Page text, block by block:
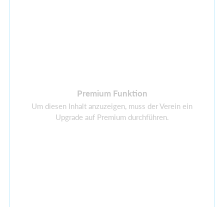
Premium Funktion
Um diesen Inhalt anzuzeigen, muss der Verein ein
Upgrade auf Premium durchführen.